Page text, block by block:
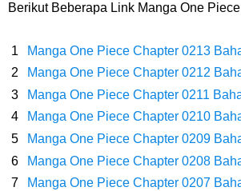
Wanita Milik Sanji
7 Klub Pertama Yang Menjuarai Liga
Kamu Termasuk
Arti Bendera Palau, Negara Kepulauan Yang
Berikut Beberapa Link Manga One Piece
Manga One Piece Chapter 0213
Manga One Piece Chapter 0212
Manga One Piece Chapter 0211
Manga One Piece Chapter 0210
Manga One Piece Chapter 0209
Manga One Piece Chapter 0208
Manga One Piece Chapter 0207